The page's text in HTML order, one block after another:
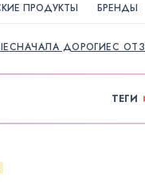
ПРОДУКТЫ БРЕНДЫ
СНАЧАЛА ДОРОГИЕС
ТЕГИ